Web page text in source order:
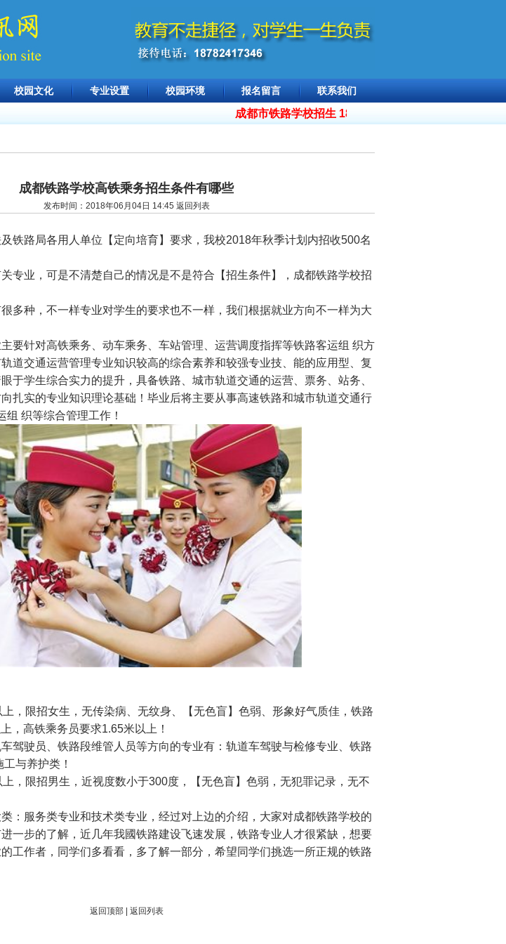
校园文化 专业设置 校园环境 报名留言 联系我们
成都市铁路学校招生 18782417346，
成都铁路学校高铁乘务招生条件有哪些
发布时间：2018年06月04日 14:45 返回列表
铁路局各用人单位【定向培育】要求，我校2018年秋季计划内招收500名
业，可是不清楚自己的情况是不是符合【招生条件】，成都铁路学校招
种，不一样专业对学生的要求也不一样，我们根据就业方向不一样为大
要针对高铁乘务、动车乘务、车站管理、运营调度指挥等铁路客运组 织方
道交通运营管理专业知识较高的综合素养和较强专业技、能的应用型、复
于学生综合实力的提升，具备铁路、城市轨道交通的运营、票务、站务、
扎实的专业知识理论基础！毕业后将主要从事高速铁路和城市轨道交通行
组 织等综合管理工作！
上，限招女生，无传染病、无纹身、【无色盲】色弱、形象好气质佳，铁路
，高铁乘务员要求1.65米以上！
驾驶员、铁路段维管人员等方向的专业有：轨道车驾驶与检修专业、铁路
与养护类！
上，限招男生，近视度数小于300度，【无色盲】色弱，无犯罪记录，无不
：服务类专业和技术类专业，经过对上边的介绍，大家对成都铁路学校的
进一步的了解，近几年我國铁路建设飞速发展，铁路专业人才很紧缺，想要
工作者，同学们多看看，多了解一部分，希望同学们挑选一所正规的铁路
返回顶部| 返回列表